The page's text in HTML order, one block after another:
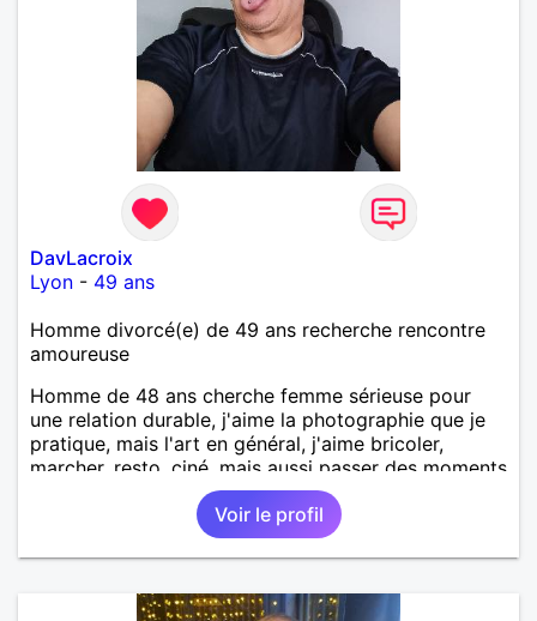
DavLacroix
Lyon - 49 ans
Homme divorcé(e) de 49 ans recherche rencontre
amoureuse
Homme de 48 ans cherche femme sérieuse pour
une relation durable, j'aime la photographie que je
pratique, mais l'art en général, j'aime bricoler,
marcher, resto, ciné, mais aussi passer des moments
calme devant un bon film ou une série avec un
plateau repas. le reste est à découvrir.
Voir le profil